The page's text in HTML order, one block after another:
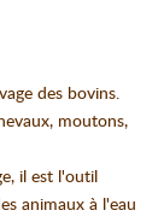
des bovins.
moutons,
il est l'outil
animaux à l'eau